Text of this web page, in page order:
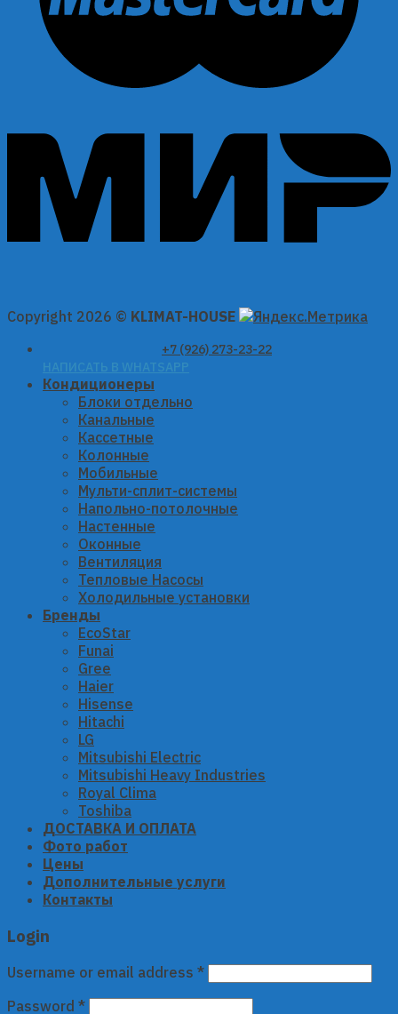
Copyright 2026 © KLIMAT-HOUSE
+7 (926) 273-23-22
НАПИСАТЬ В WHATSAPP
Кондиционеры
Блоки отдельно
Канальные
Кассетные
Колонные
Мобильные
Мульти-сплит-системы
Напольно-потолочные
Настенные
Оконные
Вентиляция
Тепловые Насосы
Холодильные установки
Бренды
EcoStar
Funai
Gree
Haier
Hisense
Hitachi
LG
Mitsubishi Electric
Mitsubishi Heavy Industries
Royal Clima
Toshiba
ДОСТАВКА И ОПЛАТА
Фото работ
Цены
Дополнительные услуги
Контакты
Login
Username or email address *
Password *